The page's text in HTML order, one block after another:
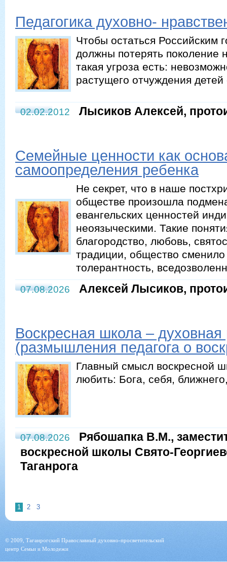
Педагогика духовно-
Чтобы остаться Российским
должны потерять поколение
такая угроза есть:
растущего отчуждения
02.02.2012 Лысиков Алексей,
Семейные ценности как
самоопределения ребенка
Не секрет, что в наше
обществе произошла
евангельских ценностей
неоязыческими. Такие
благородство, любовь,
традиции, общество
толерантность,
07.08.2026 Алексей Лысиков,
Воскресная школа – духовная
(размышления педагога о
Главный смысл воскресной
любить: Бога, себя,
07.08.2026
Рябошапка В.М.,
воскресной школы Свято-
Таганрога
1 2 3
© 2009, Таганрогский Православный духовно-просветительский
центр Семьи и Молодежи